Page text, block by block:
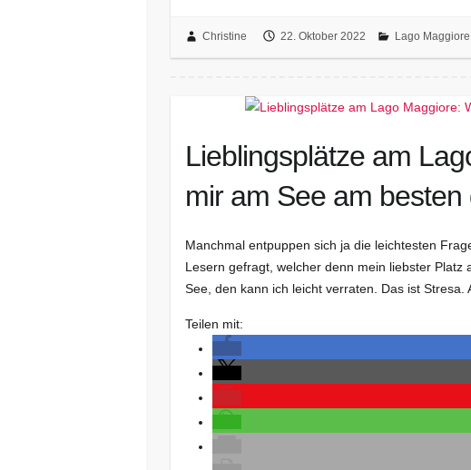
Christine 22. Oktober 2022 Lago Maggiore
Lieblingsplätze am
mir am See am besten
Manchmal entpuppen sich ja die leichtesten
Lesern gefragt, welcher denn mein liebster
See, den kann ich leicht verraten. Das ist Stresa.
Teilen mit: